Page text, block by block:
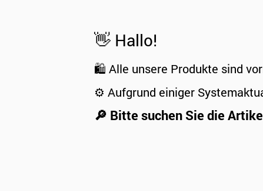
👋 Hallo!
🛍️ Alle unsere Produkte sind
⚙️ Aufgrund einiger
🔎 Bitte suchen Sie die